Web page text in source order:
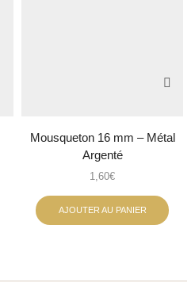
Mousqueton 16 mm – Métal
Argenté
1,60€
AJOUTER AU PANIER